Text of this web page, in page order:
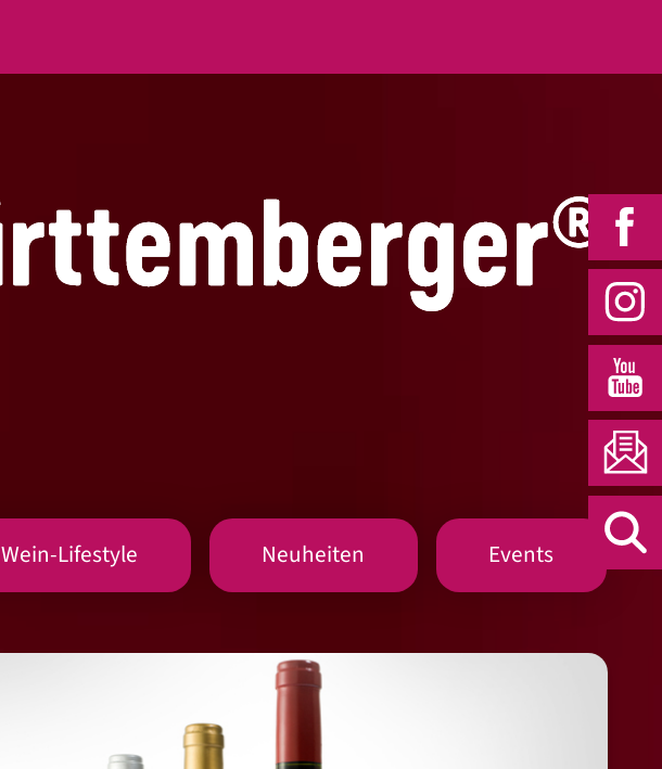
Wein-Lifestyle Neuheiten Events